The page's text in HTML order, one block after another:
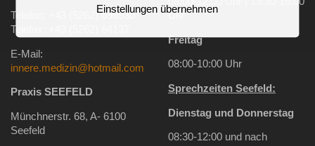
Telefon: +43 (5262) 696930
Telefax: +43 (5262) 64137
E-Mail:
innere.medizin@hotmail.com
Praxis SEEFELD
Münchnerstr. 68, A- 6100
Seefeld
Uhr
Freitag
08:00-10:00 Uhr
Sprechzeiten Seefeld:
Dienstag und Donnerstag
08:30-12:00 und nach
Einstellungen übernehmen